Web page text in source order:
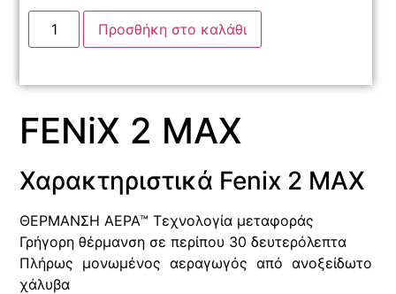
Προσθήκη στο καλάθι
FENiX 2 MAX
Χαρακτηριστικά Fenix 2 MAX
ΘΕΡΜΑΝΣΗ ΑΕΡΑ™ Τεχνολογία μεταφοράς
Γρήγορη θέρμανση σε περίπου 30 δευτερόλεπτα
Πλήρως μονωμένος αεραγωγός από ανοξείδωτο
χάλυβα